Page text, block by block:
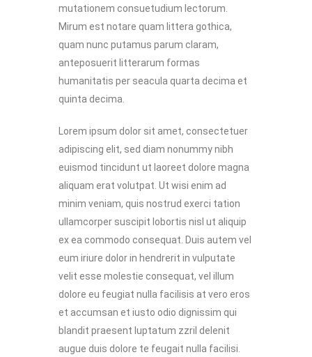
mutationem consuetudium lectorum.
Mirum est notare quam littera gothica,
quam nunc putamus parum claram,
anteposuerit litterarum formas
humanitatis per seacula quarta decima et
quinta decima.
Lorem ipsum dolor sit amet, consectetuer
adipiscing elit, sed diam nonummy nibh
euismod tincidunt ut laoreet dolore magna
aliquam erat volutpat. Ut wisi enim ad
minim veniam, quis nostrud exerci tation
ullamcorper suscipit lobortis nisl ut aliquip
ex ea commodo consequat. Duis autem vel
eum iriure dolor in hendrerit in vulputate
velit esse molestie consequat, vel illum
dolore eu feugiat nulla facilisis at vero eros
et accumsan et iusto odio dignissim qui
blandit praesent luptatum zzril delenit
augue duis dolore te feugait nulla facilisi.